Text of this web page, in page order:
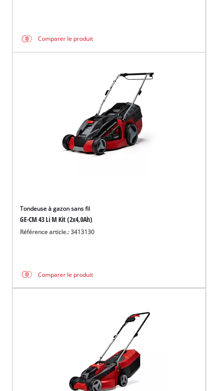
Comparer le produit
Tondeuse à gazon sans fil
GE-CM 43 Li M Kit (2x4,0Ah)
Référence article.: 3413130
Comparer le produit